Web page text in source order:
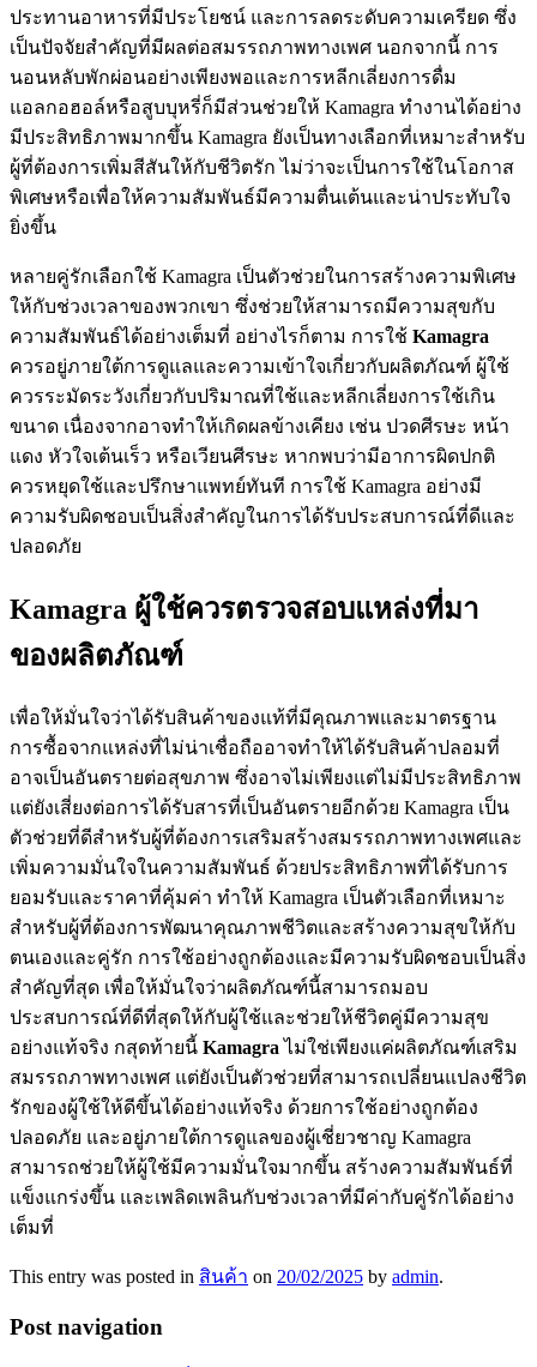
ประทานอาหารที่มีประโยชน์ และการลดระดับความเครียด ซึ่ง
เป็นปัจจัยสำคัญที่มีผลต่อสมรรถภาพทางเพศ นอกจากนี้ การ
นอนหลับพักผ่อนอย่างเพียงพอและการหลีกเลี่ยงการดื่ม
แอลกอฮอล์หรือสูบบุหรี่ก็มีส่วนช่วยให้ Kamagra ทำงานได้อย่าง
มีประสิทธิภาพมากขึ้น Kamagra ยังเป็นทางเลือกที่เหมาะสำหรับ
ผู้ที่ต้องการเพิ่มสีสันให้กับชีวิตรัก ไม่ว่าจะเป็นการใช้ในโอกาส
พิเศษหรือเพื่อให้ความสัมพันธ์มีความตื่นเต้นและน่าประทับใจ
ยิ่งขึ้น
หลายคู่รักเลือกใช้ Kamagra เป็นตัวช่วยในการสร้างความพิเศษ
ให้กับช่วงเวลาของพวกเขา ซึ่งช่วยให้สามารถมีความสุขกับ
ความสัมพันธ์ได้อย่างเต็มที่ อย่างไรก็ตาม การใช้ Kamagra
ควรอยู่ภายใต้การดูแลและความเข้าใจเกี่ยวกับผลิตภัณฑ์ ผู้ใช้
ควรระมัดระวังเกี่ยวกับปริมาณที่ใช้และหลีกเลี่ยงการใช้เกิน
ขนาด เนื่องจากอาจทำให้เกิดผลข้างเคียง เช่น ปวดศีรษะ หน้า
แดง หัวใจเต้นเร็ว หรือเวียนศีรษะ หากพบว่ามีอาการผิดปกติ
ควรหยุดใช้และปรึกษาแพทย์ทันที การใช้ Kamagra อย่างมี
ความรับผิดชอบเป็นสิ่งสำคัญในการได้รับประสบการณ์ที่ดีและ
ปลอดภัย
Kamagra ผู้ใช้ควรตรวจสอบแหล่งที่มา
ของผลิตภัณฑ์
เพื่อให้มั่นใจว่าได้รับสินค้าของแท้ที่มีคุณภาพและมาตรฐาน
การซื้อจากแหล่งที่ไม่น่าเชื่อถืออาจทำให้ได้รับสินค้าปลอมที่
อาจเป็นอันตรายต่อสุขภาพ ซึ่งอาจไม่เพียงแต่ไม่มีประสิทธิภาพ
แต่ยังเสี่ยงต่อการได้รับสารที่เป็นอันตรายอีกด้วย Kamagra เป็น
ตัวช่วยที่ดีสำหรับผู้ที่ต้องการเสริมสร้างสมรรถภาพทางเพศและ
เพิ่มความมั่นใจในความสัมพันธ์ ด้วยประสิทธิภาพที่ได้รับการ
ยอมรับและราคาที่คุ้มค่า ทำให้ Kamagra เป็นตัวเลือกที่เหมาะ
สำหรับผู้ที่ต้องการพัฒนาคุณภาพชีวิตและสร้างความสุขให้กับ
ตนเองและคู่รัก การใช้อย่างถูกต้องและมีความรับผิดชอบเป็นสิ่ง
สำคัญที่สุด เพื่อให้มั่นใจว่าผลิตภัณฑ์นี้สามารถมอบ
ประสบการณ์ที่ดีที่สุดให้กับผู้ใช้และช่วยให้ชีวิตคู่มีความสุข
อย่างแท้จริง กสุดท้ายนี้ Kamagra ไม่ใช่เพียงแค่ผลิตภัณฑ์เสริม
สมรรถภาพทางเพศ แต่ยังเป็นตัวช่วยที่สามารถเปลี่ยนแปลงชีวิต
รักของผู้ใช้ให้ดีขึ้นได้อย่างแท้จริง ด้วยการใช้อย่างถูกต้อง
ปลอดภัย และอยู่ภายใต้การดูแลของผู้เชี่ยวชาญ Kamagra
สามารถช่วยให้ผู้ใช้มีความมั่นใจมากขึ้น สร้างความสัมพันธ์ที่
แข็งแกร่งขึ้น และเพลิดเพลินกับช่วงเวลาที่มีค่ากับคู่รักได้อย่าง
เต็มที่
This entry was posted in สินค้า on 20/02/2025 by admin.
Post navigation